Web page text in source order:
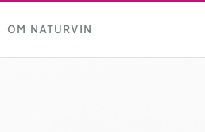
OM NATURVIN